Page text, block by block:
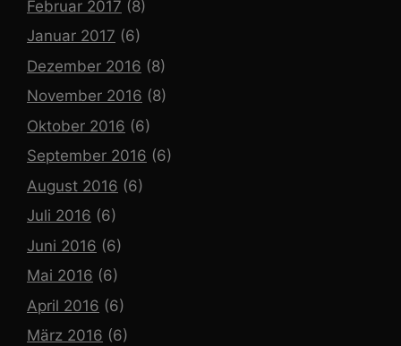
Februar 2017 (8)
Januar 2017 (6)
Dezember 2016 (8)
November 2016 (8)
Oktober 2016 (6)
September 2016 (6)
August 2016 (6)
Juli 2016 (6)
Juni 2016 (6)
Mai 2016 (6)
April 2016 (6)
März 2016 (6)